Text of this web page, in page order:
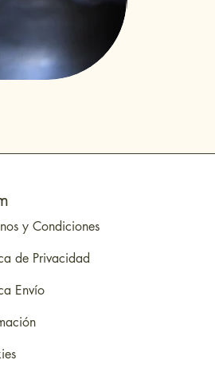
y Condiciones
de Privacidad
Envío